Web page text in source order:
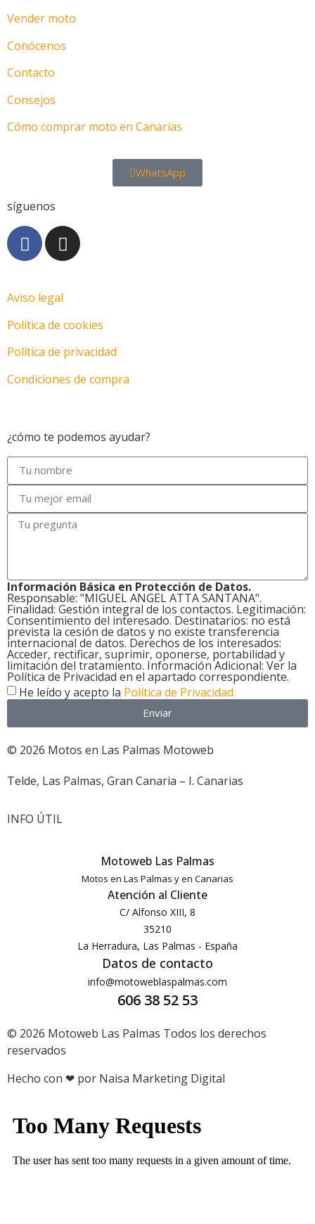
Vender moto
Conócenos
Contacto
Consejos
Cómo comprar moto en Canarias
WhatsApp
síguenos
Aviso legal
Política de cookies
Política de privacidad
Condiciones de compra
¿cómo te podemos ayudar?
Información Básica en Protección de Datos.
Responsable: "MIGUEL ANGEL ATTA SANTANA".
Finalidad: Gestión integral de los contactos. Legitimación:
Consentimiento del interesado. Destinatarios: no está
prevista la cesión de datos y no existe transferencia
internacional de datos. Derechos de los interesados:
Acceder, rectificar, suprimir, oponerse, portabilidad y
limitación del tratamiento. Información Adicional: Ver la
Política de Privacidad en el apartado correspondiente.
He leído y acepto la Política de Privacidad.
Enviar
© 2026 Motos en Las Palmas Motoweb
Telde, Las Palmas, Gran Canaria – I. Canarias
INFO ÚTIL
Motoweb Las Palmas
Motos en Las Palmas y en Canarias
Atención al Cliente
C/ Alfonso XIII, 8
35210
La Herradura, Las Palmas - España
Datos de contacto
info@motoweblaspalmas.com
606 38 52 53
© 2026 Motoweb Las Palmas Todos los derechos
reservados
Hecho con ❤ por Naisa Marketing Digital